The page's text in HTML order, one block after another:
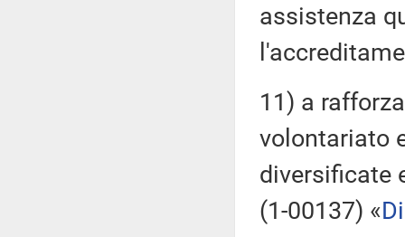
assistenza
11) a
volontariato
diversificate
(1-00137) «